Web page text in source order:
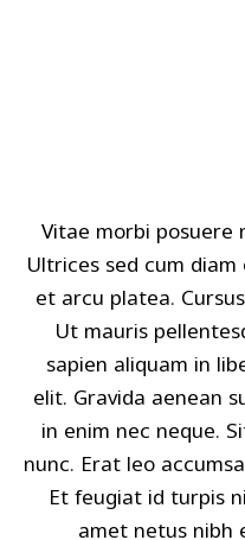
Vitae morbi posuere
Ultrices sed cum
et arcu platea.
Ut mauris
sapien aliquam in
elit. Gravida aenean
in enim nec neque.
nunc. Erat leo
Et feugiat id turpis
amet netus nibh